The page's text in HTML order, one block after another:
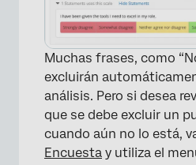
Muchas frases, como
excluirán
análisis. Pero si desea
que se debe excluir un
cuando aún no lo está,
Encuesta y utiliza el